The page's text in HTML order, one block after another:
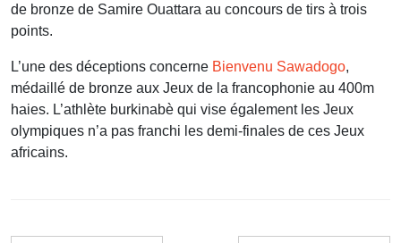
de bronze de Samire Ouattara au concours de tirs à trois
points.
L’une des déceptions concerne Bienvenu Sawadogo,
médaillé de bronze aux Jeux de la francophonie au 400m
haies. L’athlète burkinabè qui vise également les Jeux
olympiques n’a pas franchi les demi-finales de ces Jeux
africains.